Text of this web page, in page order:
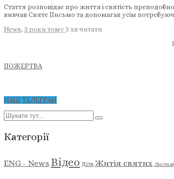
Стаття розповідає про життя і святість
вивчав Святе Письмо та допомагав усім
News, 3 роки тому3 хв читати
ПОЖЕРТВА
НАШ ТЕЛЕГРАМ
Категорії
ENG - News Відео Діти Житія святих Листи